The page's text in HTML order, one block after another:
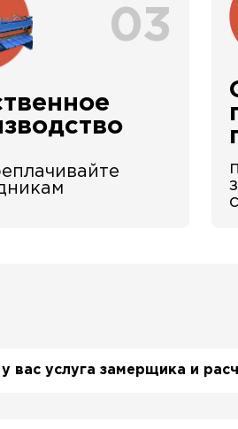
03
у вас услуга замерщика и